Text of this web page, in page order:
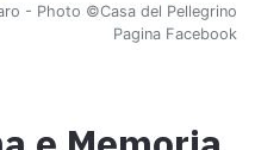
- Photo ©Casa del Pellegrino
Pagina Facebook